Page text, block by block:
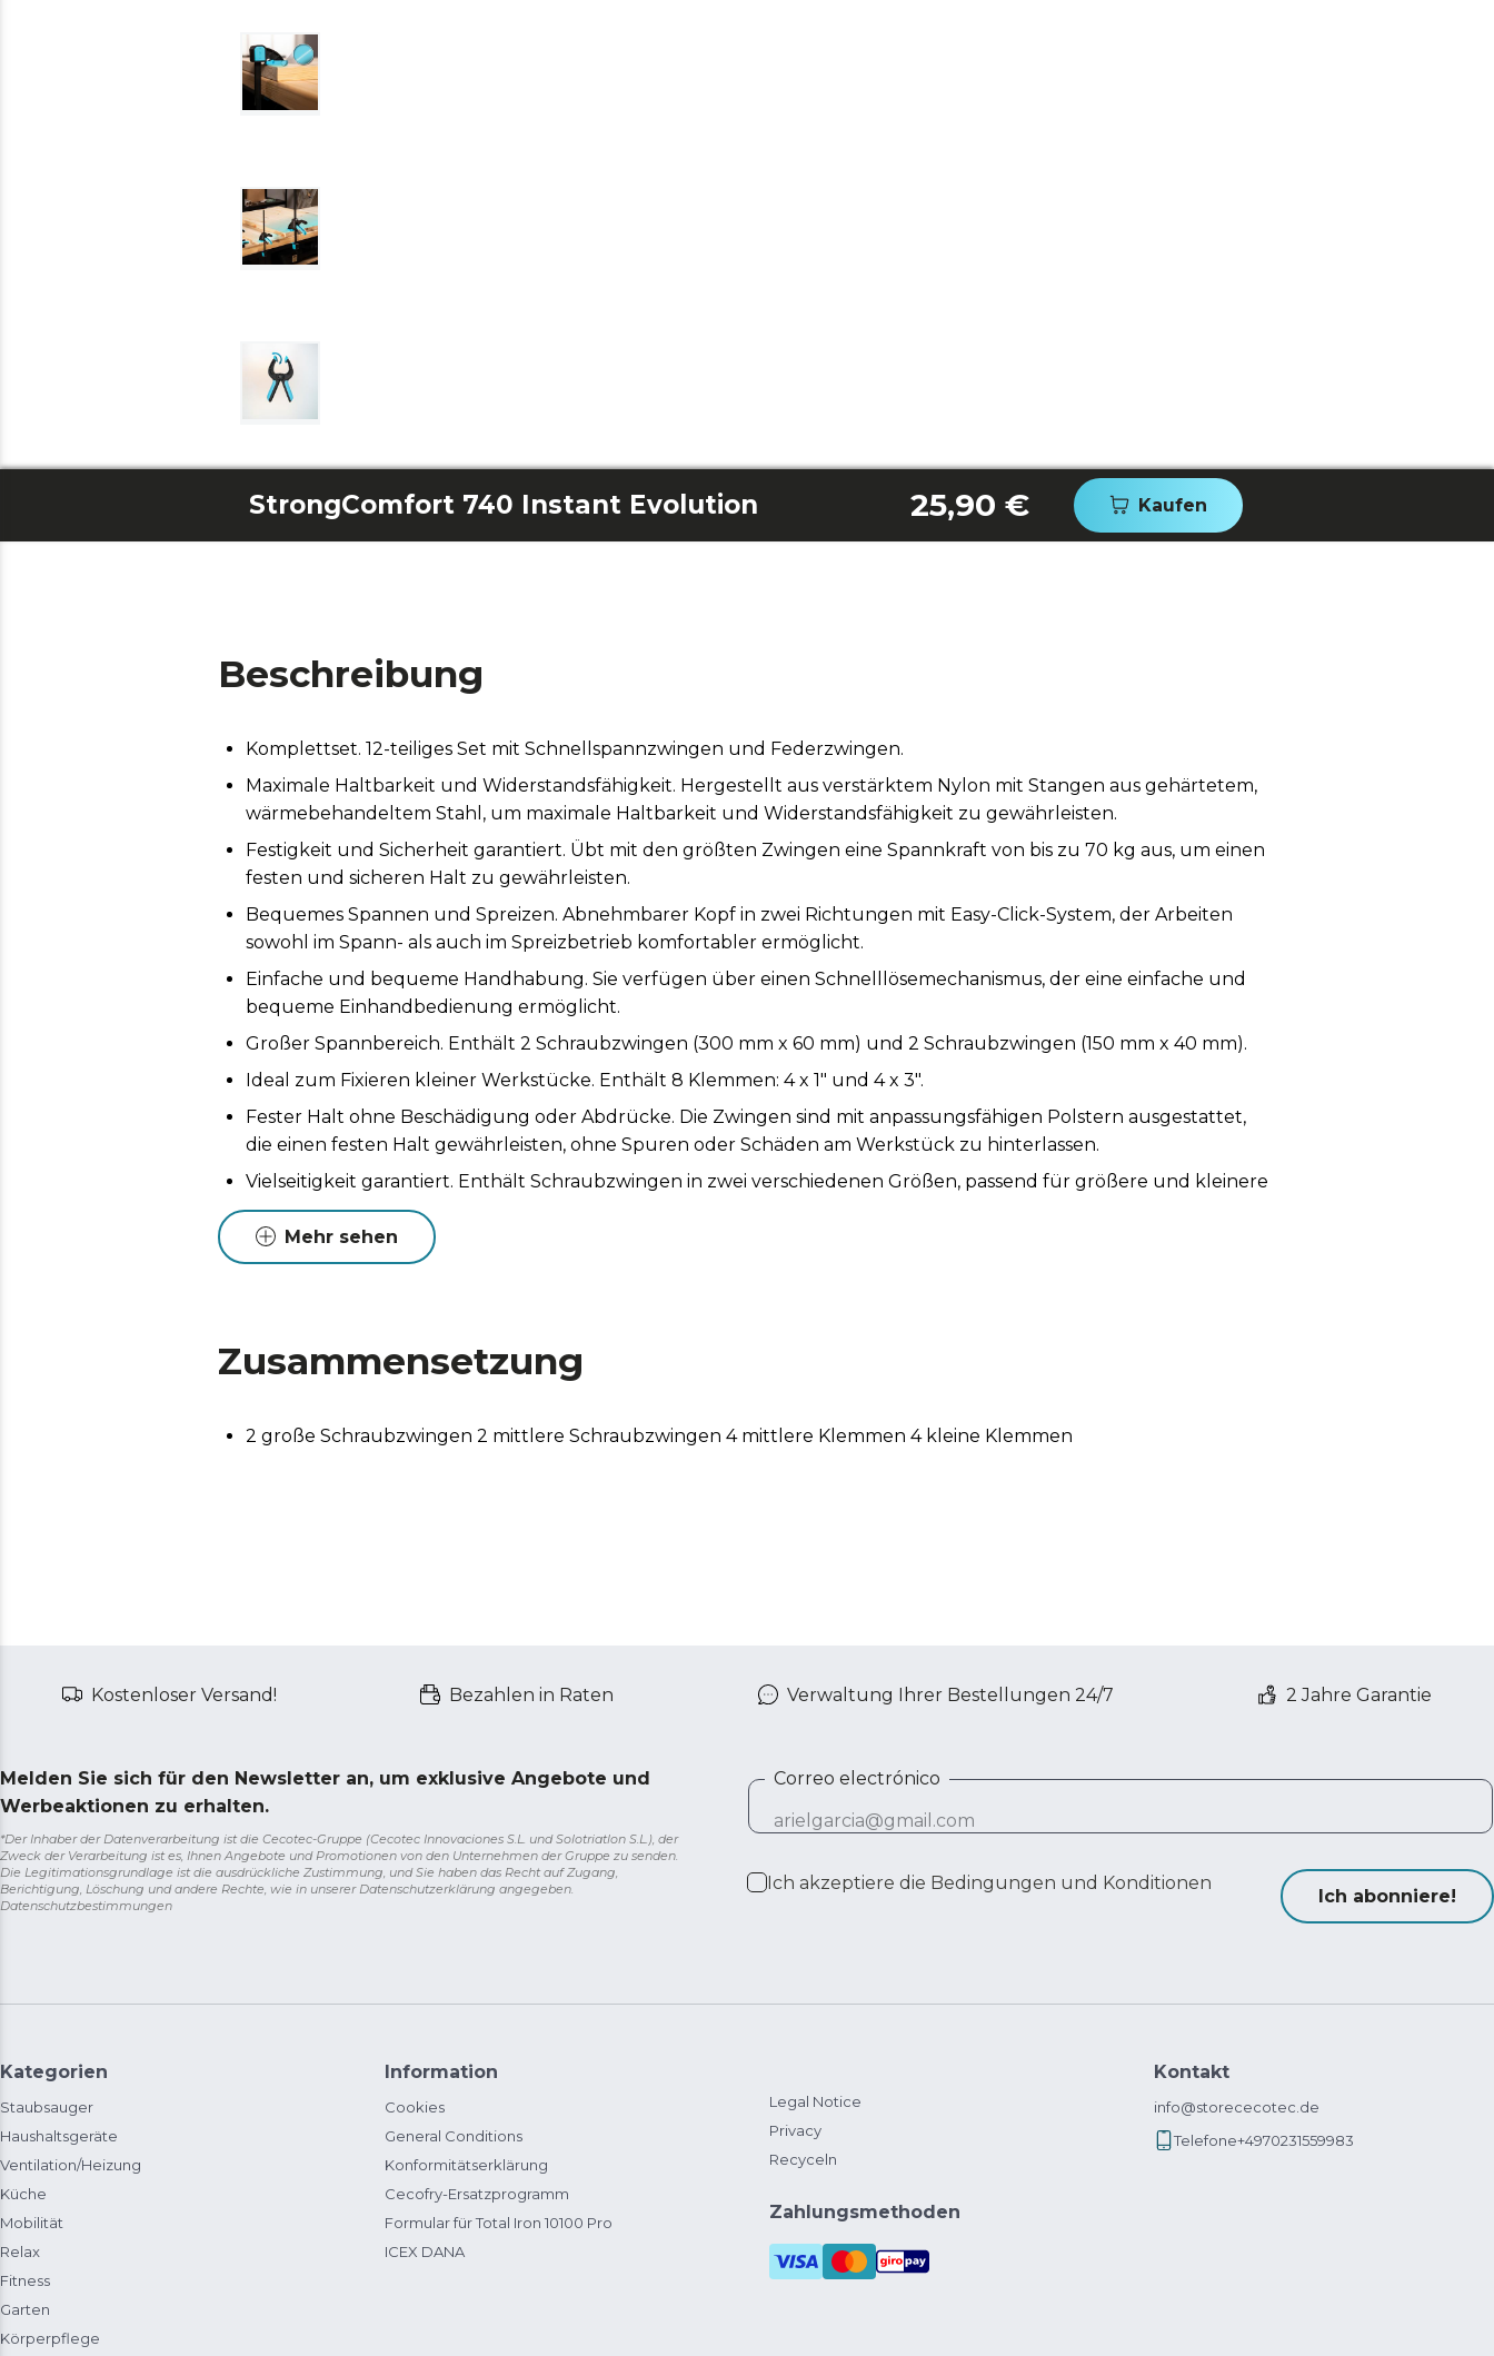
StrongComfort 740 Instant Evolution 25,90 € Kaufen
Beschreibung
Komplettset. 12-teiliges Set mit Schnellspannzwingen und Federzwingen.
Maximale Haltbarkeit und Widerstandsfähigkeit. Hergestellt aus verstärktem Nylon mit Stangen aus gehärtetem,
wärmebehandeltem Stahl, um maximale Haltbarkeit und Widerstandsfähigkeit zu gewährleisten.
Festigkeit und Sicherheit garantiert. Übt mit den größten Zwingen eine Spannkraft von bis zu 70 kg aus, um einen
festen und sicheren Halt zu gewährleisten.
Bequemes Spannen und Spreizen. Abnehmbarer Kopf in zwei Richtungen mit Easy-Click-System, der Arbeiten
sowohl im Spann- als auch im Spreizbetrieb komfortabler ermöglicht.
Einfache und bequeme Handhabung. Sie verfügen über einen Schnelllösemechanismus, der eine einfache und
bequeme Einhandbedienung ermöglicht.
Großer Spannbereich. Enthält 2 Schraubzwingen (300 mm x 60 mm) und 2 Schraubzwingen (150 mm x 40 mm).
Ideal zum Fixieren kleiner Werkstücke. Enthält 8 Klemmen: 4 x 1" und 4 x 3".
Fester Halt ohne Beschädigung oder Abdrücke. Die Zwingen sind mit anpassungsfähigen Polstern ausgestattet,
die einen festen Halt gewährleisten, ohne Spuren oder Schäden am Werkstück zu hinterlassen.
Vielseitigkeit garantiert. Enthält Schraubzwingen in zwei verschiedenen Größen, passend für größere und kleinere
Arbeiten.
Anpassung an nicht parallele Werkstücke. Die Zwingen verfügen über bewegliche, drehbare Druckplatten, die
Mehr sehen
Zusammensetzung
2 große Schraubzwingen 2 mittlere Schraubzwingen 4 mittlere Klemmen 4 kleine Klemmen
Kostenloser Versand! Bezahlen in Raten Verwaltung Ihrer Bestellungen 24/7 2 Jahre Garantie
Melden Sie sich für den Newsletter an, um exklusive Angebote und
Werbeaktionen zu erhalten.
*Der Inhaber der Datenverarbeitung ist die Cecotec-Gruppe (Cecotec Innovaciones S.L. und Solotriatlon S.L.), der
Zweck der Verarbeitung ist es, Ihnen Angebote und Promotionen von den Unternehmen der Gruppe zu senden.
Die Legitimationsgrundlage ist die ausdrückliche Zustimmung, und Sie haben das Recht auf Zugang,
Berichtigung, Löschung und andere Rechte, wie in unserer Datenschutzerklärung angegeben.
Datenschutzbestimmungen
Correo electrónico
Ich akzeptiere die Bedingungen und Konditionen
Ich abonniere!
Kategorien
Staubsauger
Haushaltsgeräte
Ventilation/Heizung
Küche
Mobilität
Relax
Fitness
Garten
Körperpflege
Information
Cookies
General Conditions
Konformitätserklärung
Cecofry-Ersatzprogramm
Formular für Total Iron 10100 Pro
ICEX DANA
Legal Notice
Privacy
Recyceln
Zahlungsmethoden
Kontakt
info@storececotec.de
Telefone+4970231559983